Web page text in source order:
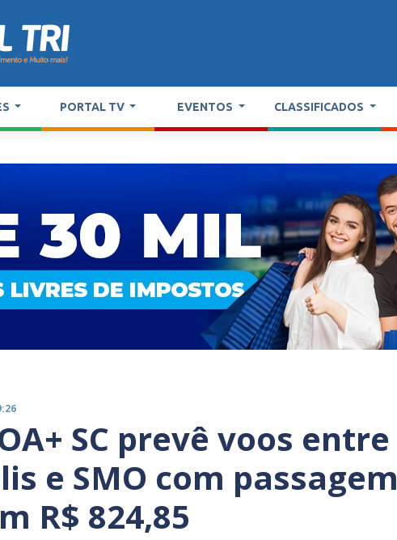
PORTAL TV EVENTOS CLASSIFICADOS
SC prevê voos entre
e SMO com passagem
R$ 824,85